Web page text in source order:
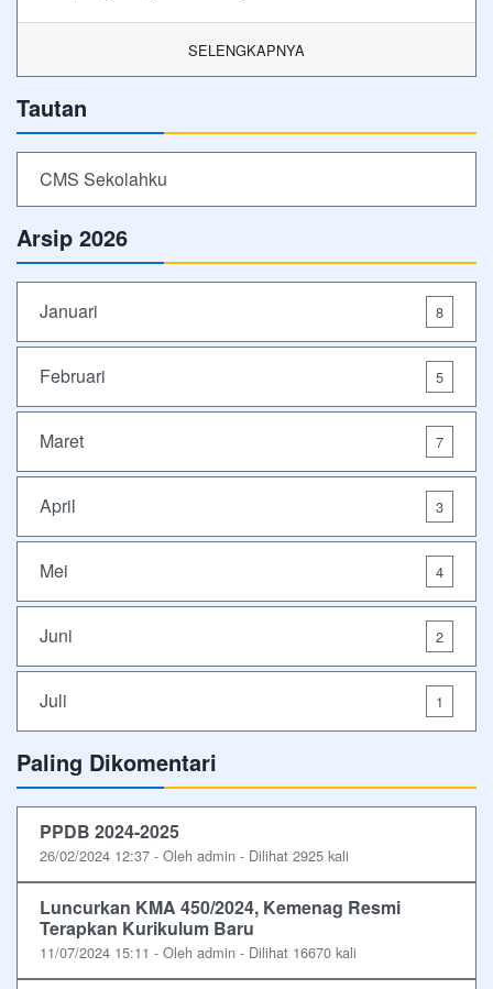
SELENGKAPNYA
Tautan
CMS Sekolahku
Arsip 2026
Januari 8
Februari 5
Maret 7
April 3
Mei 4
Juni 2
Juli 1
Paling Dikomentari
PPDB 2024-2025
26/02/2024 12:37 - Oleh admin - Dilihat 2925 kali
Luncurkan KMA 450/2024, Kemenag Resmi
Terapkan Kurikulum Baru
11/07/2024 15:11 - Oleh admin - Dilihat 16670 kali